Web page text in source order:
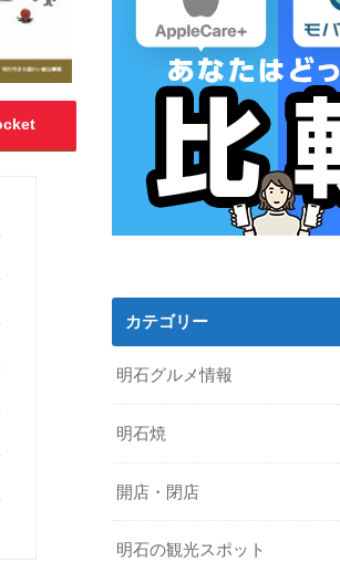
カテゴリー
明石グルメ情報
明石焼
開店・閉店
明石の観光スポット